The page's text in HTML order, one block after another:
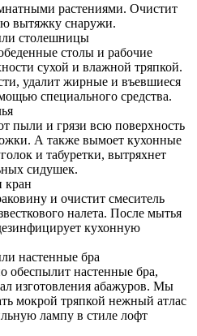
растениями. Очистит
вытяжку снаружи.
столешницы
столы и рабочие
сухой и влажной тряпкой.
удалит жирные и въевшиеся
специального средства.
пыли и грязи всю поверхность
А также вымоет кухонные
и табуретки, вытряхнет
сидушек.
кран
и очистит смеситель
налета. После мытья
кухонную
настенные бра
обеспылит настенные бра,
изготовления абажуров. Мы
мокрой тряпкой нежный атлас
лампу в стиле лофт